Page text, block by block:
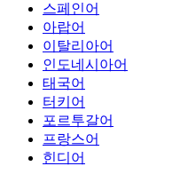
스페인어
아랍어
이탈리아어
인도네시아어
태국어
터키어
포르투갈어
프랑스어
힌디어